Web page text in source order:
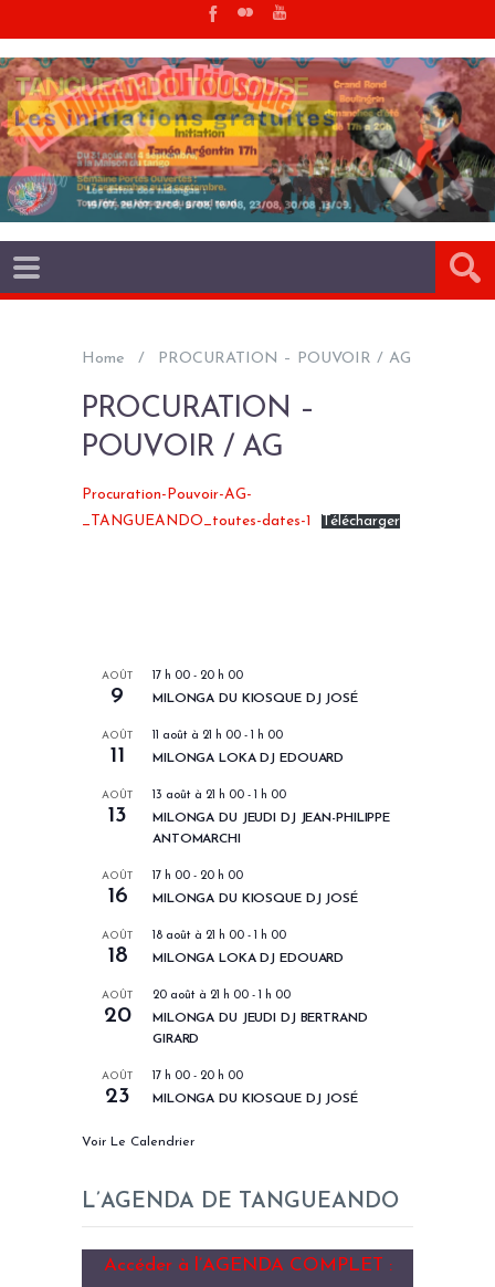
Home PROCURATION – POUVOIR / AG
PROCURATION –
POUVOIR / AG
Procuration-Pouvoir-AG-
_TANGUEANDO_toutes-dates-1
Télécharger
AOÛT
9
17 h 00 - 20 h 00
MILONGA DU KIOSQUE DJ JOSÉ
AOÛT
11
11 août à 21 h 00 - 1 h 00
MILONGA LOKA DJ EDOUARD
AOÛT
13
13 août à 21 h 00 - 1 h 00
MILONGA DU JEUDI DJ JEAN-PHILIPPE
ANTOMARCHI
AOÛT
16
17 h 00 - 20 h 00
MILONGA DU KIOSQUE DJ JOSÉ
AOÛT
18
18 août à 21 h 00 - 1 h 00
MILONGA LOKA DJ EDOUARD
AOÛT
20
20 août à 21 h 00 - 1 h 00
MILONGA DU JEUDI DJ BERTRAND
GIRARD
AOÛT
23
17 h 00 - 20 h 00
MILONGA DU KIOSQUE DJ JOSÉ
Voir Le Calendrier
L’AGENDA DE TANGUEANDO
Accéder à l’AGENDA COMPLET :